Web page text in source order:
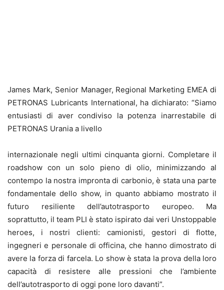
James Mark, Senior Manager, Regional Marketing EMEA di
PETRONAS Lubricants International, ha dichiarato: “Siamo
entusiasti di aver condiviso la potenza inarrestabile di
PETRONAS Urania a livello
internazionale negli ultimi cinquanta giorni. Completare il
roadshow con un solo pieno di olio, minimizzando al
contempo la nostra impronta di carbonio, è stata una parte
fondamentale dello show, in quanto abbiamo mostrato il
futuro resiliente dell’autotrasporto europeo. Ma
soprattutto, il team PLI è stato ispirato dai veri Unstoppable
heroes, i nostri clienti: camionisti, gestori di flotte,
ingegneri e personale di officina, che hanno dimostrato di
avere la forza di farcela. Lo show è stata la prova della loro
capacità di resistere alle pressioni che l’ambiente
dell’autotrasporto di oggi pone loro davanti”.